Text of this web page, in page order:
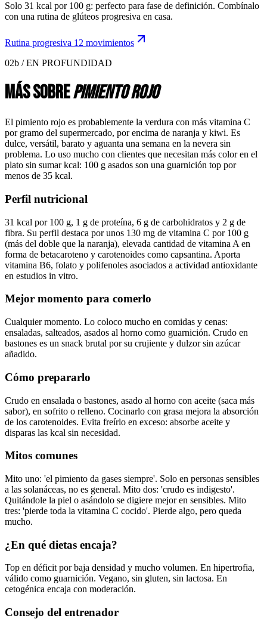
Solo 31 kcal por 100 g: perfecto para fase de definición. Combínalo
con una rutina de glúteos progresiva en casa.
Rutina progresiva 12 movimientos
02b / EN PROFUNDIDAD
Más sobrepimiento rojo
El pimiento rojo es probablemente la verdura con más vitamina C
por gramo del supermercado, por encima de naranja y kiwi. Es
dulce, versátil, barato y aguanta una semana en la nevera sin
problema. Lo uso mucho con clientes que necesitan más color en el
plato sin sumar kcal: 100 g asados son una guarnición top por
menos de 35 kcal.
Perfil nutricional
31 kcal por 100 g, 1 g de proteína, 6 g de carbohidratos y 2 g de
fibra. Su perfil destaca por unos 130 mg de vitamina C por 100 g
(más del doble que la naranja), elevada cantidad de vitamina A en
forma de betacaroteno y carotenoides como capsantina. Aporta
vitamina B6, folato y polifenoles asociados a actividad antioxidante
en estudios in vitro.
Mejor momento para comerlo
Cualquier momento. Lo coloco mucho en comidas y cenas:
ensaladas, salteados, asados al horno como guarnición. Crudo en
bastones es un snack brutal por su crujiente y dulzor sin azúcar
añadido.
Cómo prepararlo
Crudo en ensalada o bastones, asado al horno con aceite (saca más
sabor), en sofrito o relleno. Cocinarlo con grasa mejora la absorción
de los carotenoides. Evita freírlo en exceso: absorbe aceite y
disparas las kcal sin necesidad.
Mitos comunes
Mito uno: 'el pimiento da gases siempre'. Solo en personas sensibles
a las solanáceas, no es general. Mito dos: 'crudo es indigesto'.
Quitándole la piel o asándolo se digiere mejor en sensibles. Mito
tres: 'pierde toda la vitamina C cocido'. Pierde algo, pero queda
mucho.
¿En qué dietas encaja?
Top en déficit por baja densidad y mucho volumen. En hipertrofia,
válido como guarnición. Vegano, sin gluten, sin lactosa. En
cetogénica encaja con moderación.
Consejo del entrenador